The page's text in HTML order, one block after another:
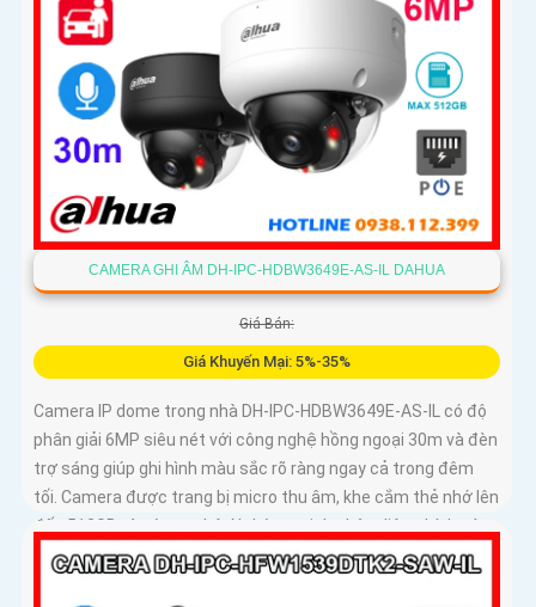
CAMERA GHI ÂM DH-IPC-HDBW3649E-AS-IL DAHUA
Giá Bán:
Giá Khuyến Mại: 5%-35%
Camera IP dome trong nhà DH-IPC-HDBW3649E-AS-IL có độ
phân giải 6MP siêu nét với công nghệ hồng ngoại 30m và đèn
trợ sáng giúp ghi hình màu sắc rõ ràng ngay cả trong đêm
tối. Camera được trang bị micro thu âm, khe cắm thẻ nhớ lên
đến 512GB và công nghệ AI thông minh nhận diện chính xác
người và phương tiện nâng cao hiệu quả giám sát